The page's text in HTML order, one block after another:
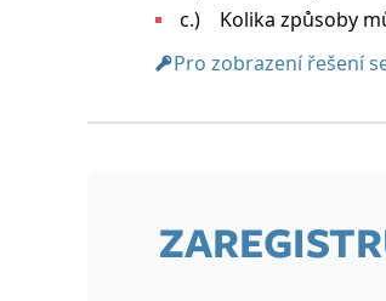
c.) Kolika způsoby
Pro zobrazení řešení